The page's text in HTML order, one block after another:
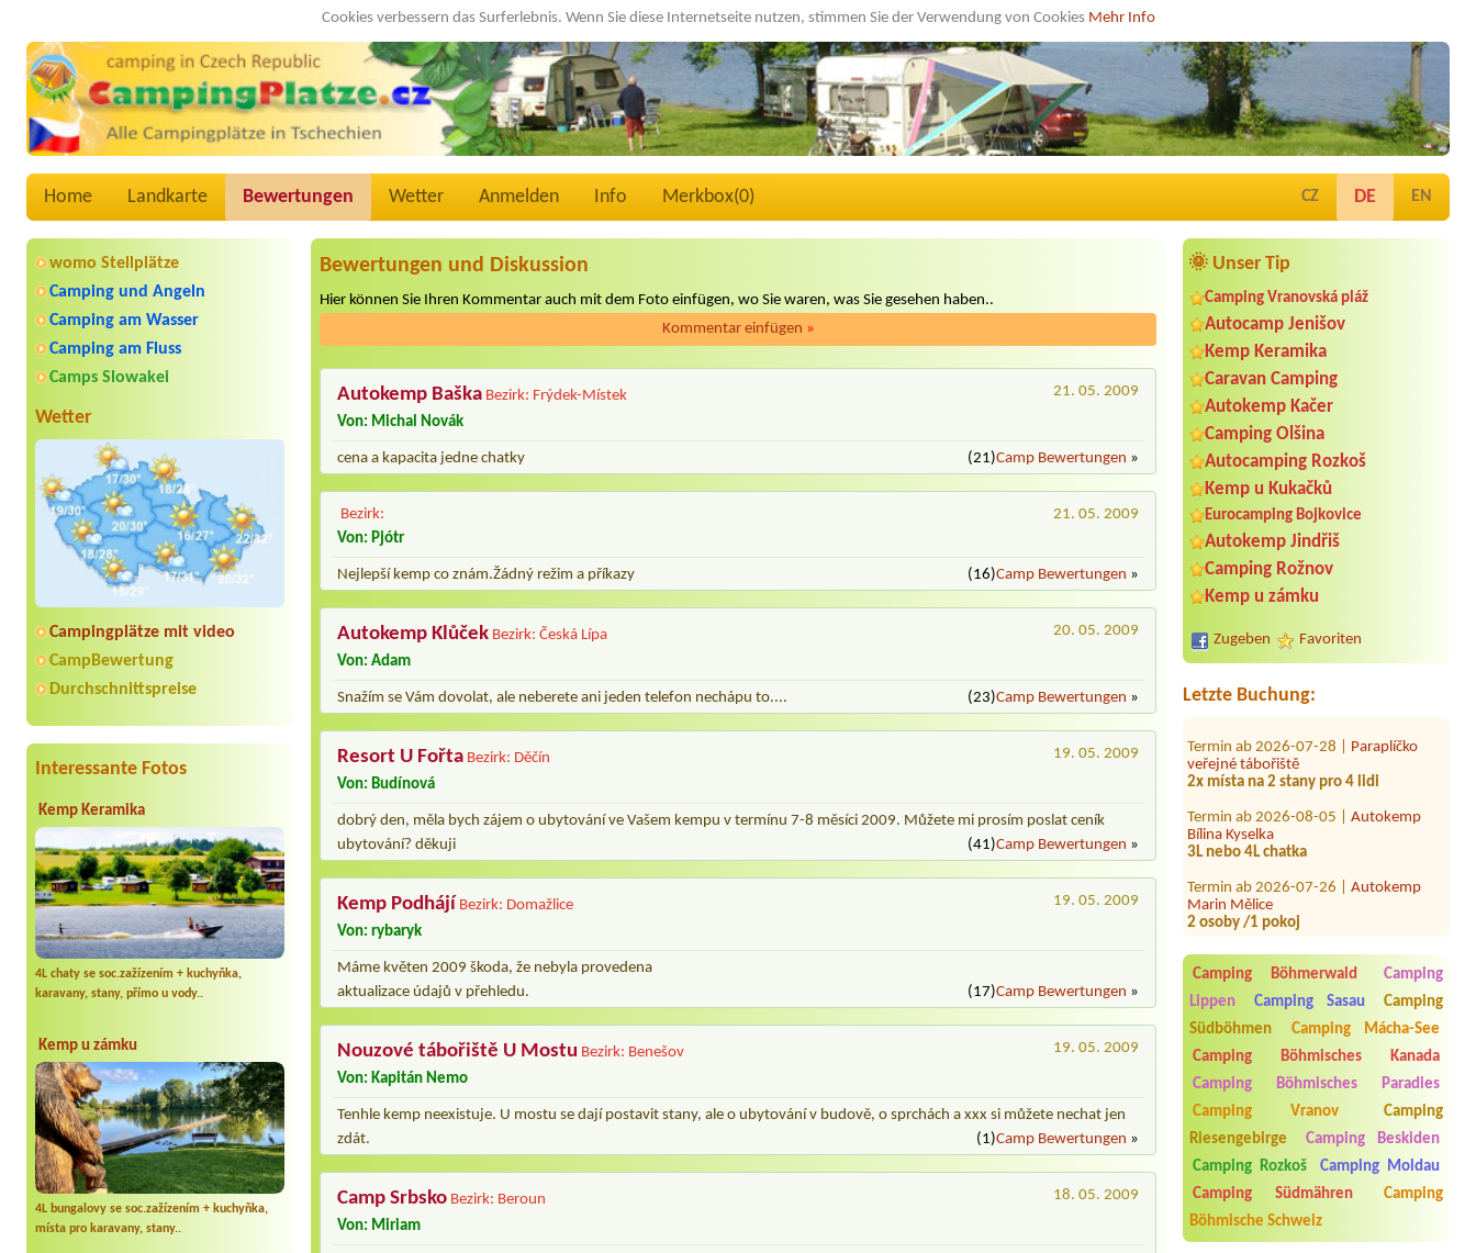
Cookies verbessern das Surferlebnis. Wenn Sie diese Internetseite nutzen, stimmen Sie der Verwendung von Cookies Mehr Info
Home Landkarte Bewertungen Wetter Anmelden Info Merkbox(0) CZ DE EN
womo Stellplätze
Camping und Angeln
Camping am Wasser
Camping am Fluss
Camps Slowakei
Wetter
Campingplätze mit video
CampBewertung
Durchschnittspreise
Interessante Fotos
Kemp Keramika
4L chaty se soc.zažízením + kuchyňka,
karavany, stany, přímo u vody..
Kemp u zámku
4L bungalovy se soc.zažízením + kuchyňka,
místa pro karavany, stany..
🌞 Unser Tip
Camping Vranovská pláž
Autocamp Jenišov
Kemp Keramika
Caravan Camping
Autokemp Kačer
Camping Olšina
Autocamping Rozkoš
Kemp u Kukačků
Eurocamping Bojkovice
Autokemp Jindřiš
Camping Rožnov
Kemp u zámku
Zugeben Favoriten
Letzte Buchung:
Termin ab 2026-08-03 |
2L Chatka se sprchou a WC
Termin ab 2026-08-04 |Camping
Praha Klánovice*****
veřejné tábořiště
2x místa na 2 stany pro 4 lidi
Termin ab 2026-08-05 |Autokemp
Bílina Kyselka
3L nebo 4L chatka
Termin ab 2026-07-26 |
Marin Mělice
2 osoby /1 pokoj
Termin ab 2026-08-18 |
4L chatka standard
Termin ab 2026-08-16 |Cyklokempy
Loděnice
1x Retro cabin
Termin ab 2026-08-07 |
Penzion a
Camp Havraníky
1 místo u vody + el.přípojka + 2
dospělí + děti
Termin ab 2026-07-24 |Bohemian
Camp
Hütte
Camping Böhmerwald
Camping
Lippen
Camping Sasau
Camping
Südböhmen
Camping Mácha-See
Camping Böhmisches Kanada
Camping Böhmisches Paradies
Camping Vranov
Camping
Riesengebirge
Camping Beskiden
Camping Rozkoš
Camping Moldau
Camping Südmähren
Camping
Böhmische Schweiz
Bewertungen und Diskussion
Hier können Sie Ihren Kommentar auch mit dem Foto einfügen, wo Sie waren, was Sie gesehen haben..
Kommentar einfügen »
Autokemp Baška Bezirk: Frýdek-Místek
21. 05. 2009
Von: Michal Novák
cena a kapacita jedne chatky (21)Camp Bewertungen »
Bezirk:
21. 05. 2009
Von: Pjótr
Nejlepší kemp co znám.Žádný režim a příkazy (16)Camp Bewertungen »
Autokemp Klůček Bezirk: Česká Lípa
20. 05. 2009
Von: Adam
Snažím se Vám dovolat, ale neberete ani jeden telefon nechápu to.... (23)Camp Bewertungen »
Resort U Fořta Bezirk: Děčín
19. 05. 2009
Von: Budínová
dobrý den, měla bych zájem o ubytování ve Vašem kempu v termínu 7-8 měsíci 2009. Můžete mi prosím poslat ceník
ubytování? děkuji
(41)Camp Bewertungen »
Kemp Podhájí Bezirk: Domažlice
19. 05. 2009
Von: rybaryk
Máme květen 2009 škoda, že nebyla provedena
aktualizace údajů v přehledu.
(17)Camp Bewertungen »
Nouzové tábořiště U Mostu Bezirk: Benešov
19. 05. 2009
Von: Kapitán Nemo
Tenhle kemp neexistuje. U mostu se dají postavit stany, ale o ubytování v budově, o sprchách a xxx si můžete nechat jen
zdát.
(1)Camp Bewertungen »
Camp Srbsko Bezirk: Beroun
18. 05. 2009
Von: Miriam